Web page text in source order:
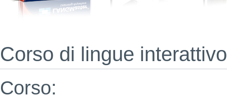
Corso di lingue
Corso: